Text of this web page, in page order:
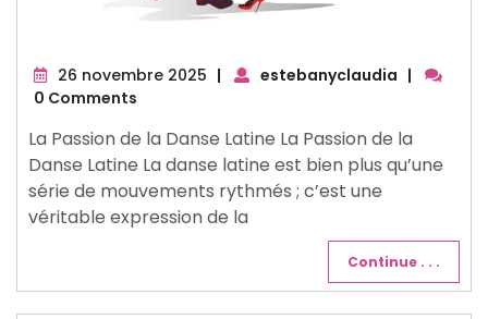
26 novembre 2025 26
| estebanyclaudia |
0 Comments
La Passion de la Danse Latine La Passion de la
Danse Latine La danse latine est bien plus qu’une
série de mouvements rythmés ; c’est une
véritable expression de la
Continue . . .